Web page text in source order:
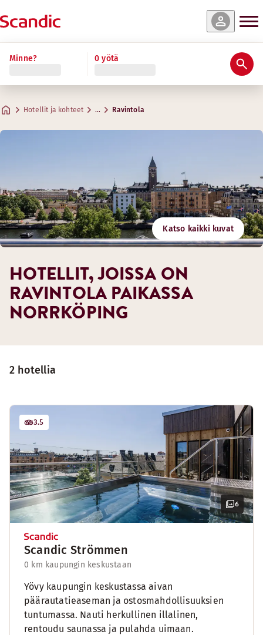
Minne? 0 yötä
Hotellit ja kohteet … Ravintola
Katso kaikki kuvat
2 hotellia
6
3.5
Scandic Strömmen
0 km kaupungin keskustaan
Yövy kaupungin keskustassa aivan
päärautatieaseman ja ostosmahdollisuuksien
tuntumassa. Nauti herkullinen illalinen,
rentoudu saunassa ja pulahda uimaan.
HOTELLIT, JOISSA ON
RAVINTOLA PAIKASSA
NORRKÖPING